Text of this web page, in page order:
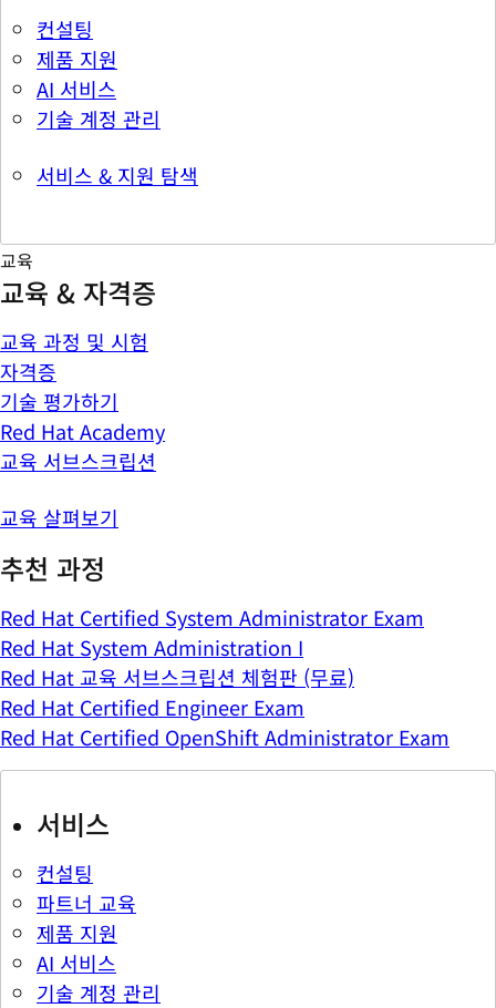
컨설팅
제품 지원
AI 서비스
기술 계정 관리
서비스 & 지원 탐색
교육
교육 & 자격증
교육 과정 및 시험
자격증
기술 평가하기
Red Hat Academy
교육 서브스크립션
교육 살펴보기
추천 과정
Red Hat Certified System Administrator Exam
Red Hat System Administration I
Red Hat 교육 서브스크립션 체험판 (무료)
Red Hat Certified Engineer Exam
Red Hat Certified OpenShift Administrator Exam
서비스
컨설팅
파트너 교육
제품 지원
AI 서비스
기술 계정 관리